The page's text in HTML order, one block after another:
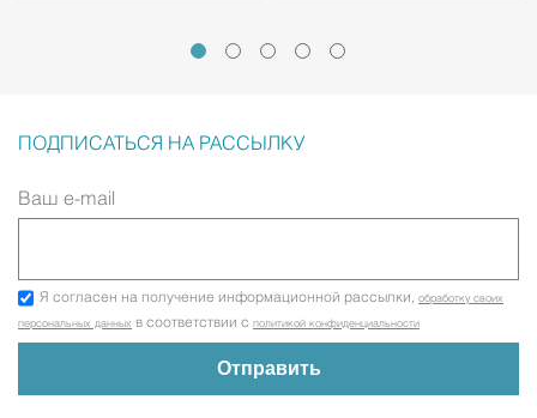
ПОДПИСАТЬСЯ НА РАССЫЛКУ
Ваш e-mail
Я согласен на получение информационной рассылки, обработку своих
персональных данных в соответствии с политикой конфиденциальности